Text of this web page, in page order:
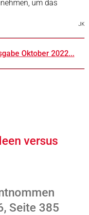
um das
JK
Oktober 2022...
versus
Seite 385